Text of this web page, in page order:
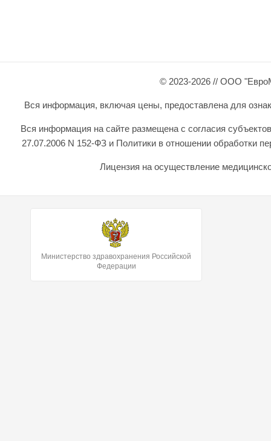
© 2023-2026 // ООО
Вся информация, включая цены, предоставлена для
Вся информация на сайте размещена с согласия
27.07.2006 N 152-ФЗ и Политики в отношении обработки
Лицензия на осуществление
Министерство здравохранения Российской
Федерации